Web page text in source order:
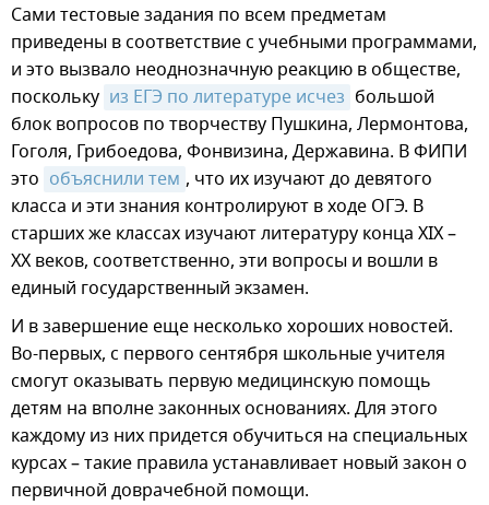
Сами тестовые задания по всем предметам
приведены в соответствие с учебными программами,
и это вызвало неоднозначную реакцию в обществе,
поскольку из ЕГЭ по литературе исчез большой
блок вопросов по творчеству Пушкина, Лермонтова,
Гоголя, Грибоедова, Фонвизина, Державина. В ФИПИ
это объяснили тем , что их изучают до девятого
класса и эти знания контролируют в ходе ОГЭ. В
старших же классах изучают литературу конца XIX –
XX веков, соответственно, эти вопросы и вошли в
единый государственный экзамен.
И в завершение еще несколько хороших новостей.
Во-первых, с первого сентября школьные учителя
смогут оказывать первую медицинскую помощь
детям на вполне законных основаниях. Для этого
каждому из них придется обучиться на специальных
курсах – такие правила устанавливает новый закон о
первичной доврачебной помощи.